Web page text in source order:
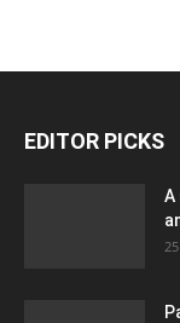
EDITOR PICKS
A